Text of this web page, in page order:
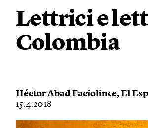
Lettrici e
Colombia
Héctor Abad Faciolince,El
15.4.2018